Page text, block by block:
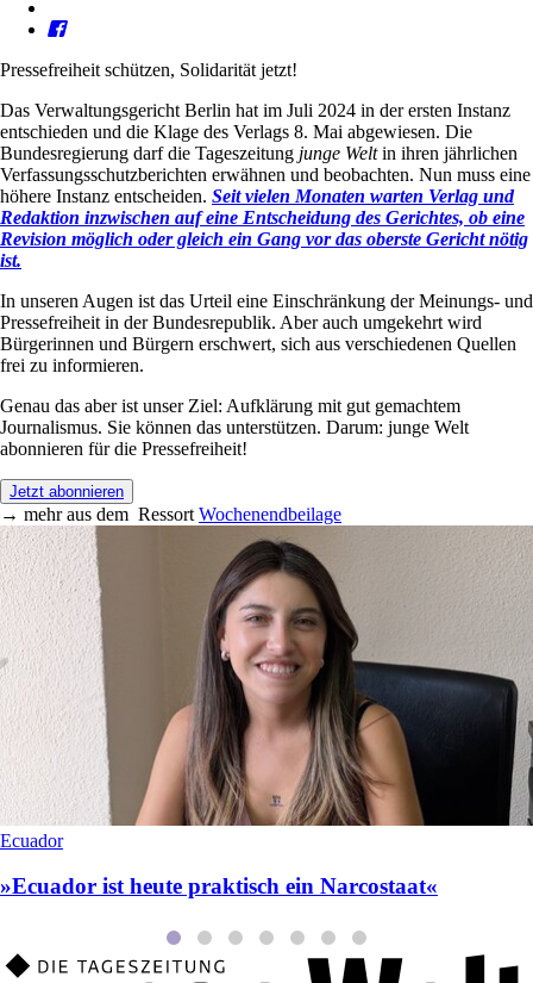
Pressefreiheit schützen, Solidarität jetzt!
Das Verwaltungsgericht Berlin hat im Juli 2024 in der ersten Instanz
entschieden und die Klage des Verlags 8. Mai abgewiesen. Die
Bundesregierung darf die Tageszeitung junge Weltin ihren jährlichen
Verfassungsschutzberichten erwähnen und beobachten. Nun muss eine
höhere Instanz entscheiden. Seit vielen Monaten warten Verlag und
Redaktion inzwischen auf eine Entscheidung des Gerichtes, ob eine
Revision möglich oder gleich ein Gang vor das oberste Gericht nötig
ist.
In unseren Augen ist das Urteil eine Einschränkung der Meinungs- und
Pressefreiheit in der Bundesrepublik. Aber auch umgekehrt wird
Bürgerinnen und Bürgern erschwert, sich aus verschiedenen Quellen
frei zu informieren.
Genau das aber ist unser Ziel: Aufklärung mit gut gemachtem
Journalismus. Sie können das unterstützen. Darum: junge Welt
abonnieren für die Pressefreiheit!
Jetzt abonnieren
→ mehr aus dem Ressort Wochenendbeilage
Ecuador
»Ecuador ist heute praktisch ein Narcostaat«